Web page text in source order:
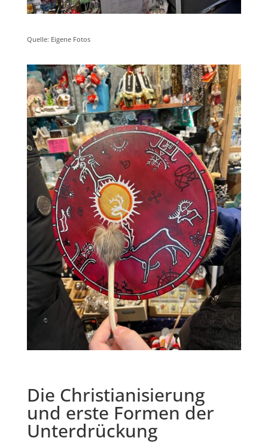
Quelle: Eigene Fotos
Die Christianisierung
und erste Formen der
Unterdrückung